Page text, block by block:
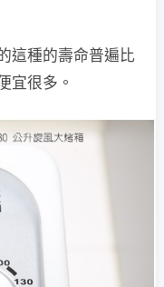
這種的壽命普遍比
宜很多。